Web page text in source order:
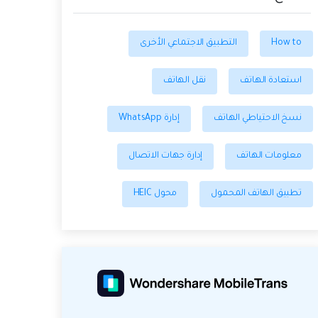
How to التطبيق الاجتماعي الأخرى
استعادة الهاتف نقل الهاتف
نسخ الاحتياطي الهاتف إدارة WhatsApp
معلومات الهاتف إدارة جهات الاتصال
تطبيق الهاتف المحمول محول HEIC